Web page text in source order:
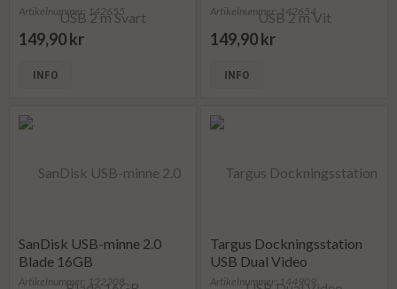
Artikelnummer: 142655
149,90 kr
INFO
Artikelnummer: 142654
149,90 kr
INFO
SanDisk USB-minne 2.0
Blade 16GB
Artikelnummer: 122208
Targus Dockningsstation
USB Dual Video
Artikelnummer: 144909